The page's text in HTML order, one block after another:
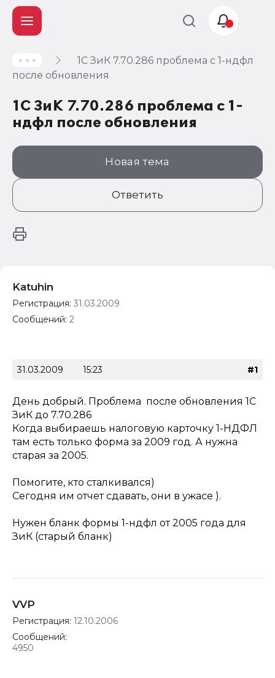
1C ЗиК 7.70.286 проблема с 1-ндфл
после обновления
1C ЗиК 7.70.286 проблема с 1-
ндфл после обновления
Новая тема
Ответить
Katuhin
Регистрация: 31.03.2009
Сообщений: 2
31.03.2009 15:23 #1
День добрый. Проблема после обновления 1С
ЗиК до 7.70.286
Когда выбираешь налоговую карточку 1-НДФЛ
там есть только форма за 2009 год. А нужна
старая за 2005.
Помогите, кто сталкивался)
Сегодня им отчет сдавать, они в ужасе ).
Нужен бланк формы 1-ндфл от 2005 года для
ЗиК (старый бланк)
VVP
Регистрация: 12.10.2006
Сообщений:
4950
Учет и
налогообложение
Автоматизация